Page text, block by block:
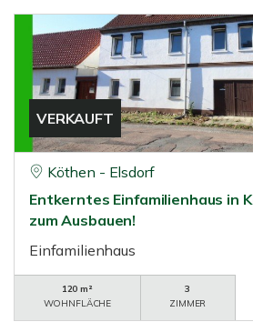
VERKAUFT
Köthen - Elsdorf
Entkerntes Einfamilienhaus in
zum Ausbauen!
Einfamilienhaus
120 m²
WOHNFLÄCHE
3
ZIMMER